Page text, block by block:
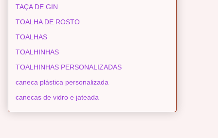
TAÇA DE GIN
TOALHA DE ROSTO
TOALHAS
TOALHINHAS
TOALHINHAS PERSONALIZADAS
caneca plástica personalizada
canecas de vidro e jateada